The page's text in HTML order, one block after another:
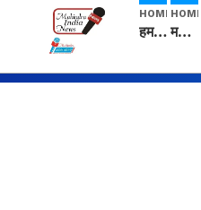
HOME
हम सनातनी..." सांसद kangana Ranaut से क्या बोली लड़की? Viral Jantar-Mantar | CJP protest
HOME
मनीषा हत्याकांड: हत्या, आत्महत्या या कोई बड़ा राज? | Full Story | Josh Haryana